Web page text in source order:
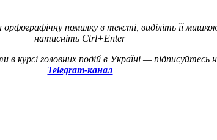
помилку в тексті, виділіть її
натисніть Ctrl+Enter
курсі головних подій в Україні — підписуйтесь
Telegram-канал